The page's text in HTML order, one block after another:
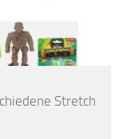
Stretch